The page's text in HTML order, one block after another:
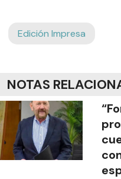
Edición Impresa
NOTAS